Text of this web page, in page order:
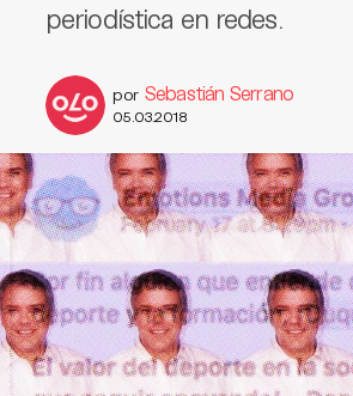
periodística en redes.
por Sebastián Serrano
05.03.2018